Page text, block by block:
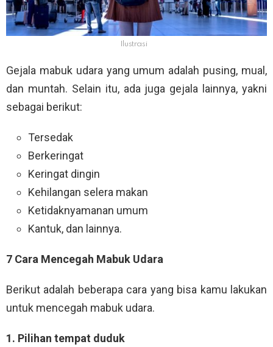
Ilustrasi
Gejala mabuk udara yang umum adalah pusing, mual,
dan muntah. Selain itu, ada juga gejala lainnya, yakni
sebagai berikut:
Tersedak
Berkeringat
Keringat dingin
Kehilangan selera makan
Ketidaknyamanan umum
Kantuk, dan lainnya.
7 Cara Mencegah Mabuk Udara
Berikut adalah beberapa cara yang bisa kamu lakukan
untuk mencegah mabuk udara.
1. Pilihan tempat duduk